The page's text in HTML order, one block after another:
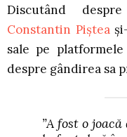
Discutând
Constantin Piștea
sale pe
despre gândirea sa
”A fost o